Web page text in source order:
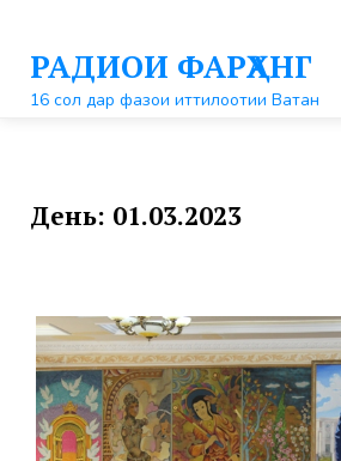
контентуРАДИОИ ФАРҲАНГ
16 сол дар фазои иттилоотии Ватан
День: 01.03.2023